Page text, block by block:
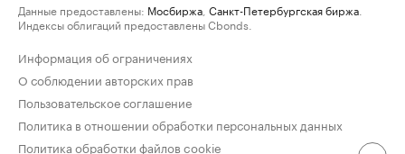
Данные предоставлены: Мосбиржа Санкт-Петербургская биржа
Индексы облигаций предоставлены Cbonds.
Информация об ограничениях
О соблюдении авторских прав
Пользовательское соглашение
Политика в отношении обработки персональных данных
Политика обработки файлов cookie